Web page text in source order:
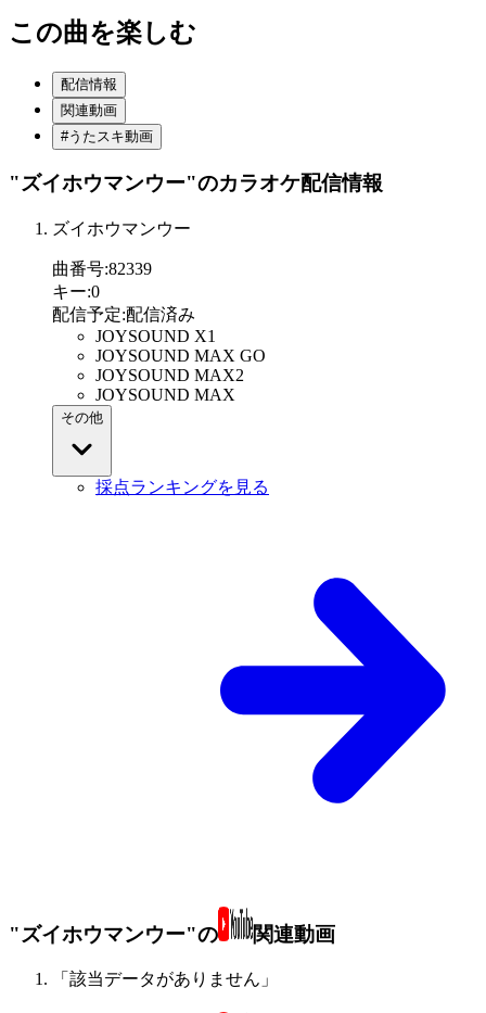
この曲を楽しむ
配信情報
関連動画
#うたスキ動画
"ズイホウマンウー"のカラオケ配信情報
ズイホウマンウー
曲番号:82339
キー:0
配信予定:配信済み
JOYSOUND X1
JOYSOUND MAX GO
JOYSOUND MAX2
JOYSOUND MAX
その他
採点ランキングを見る
"ズイホウマンウー"の 関連動画
「該当データがありません」